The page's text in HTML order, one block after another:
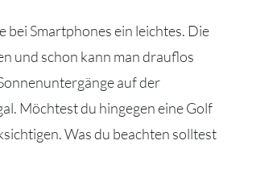
bei Smartphones ein leichtes. Die
und schon kann man drauflos
auf der
Möchtest du hingegen eine Golf
Was du beachten solltest